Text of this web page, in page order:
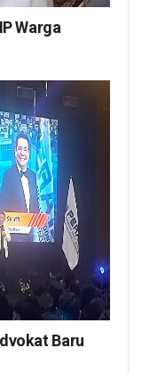
Warga
Baru